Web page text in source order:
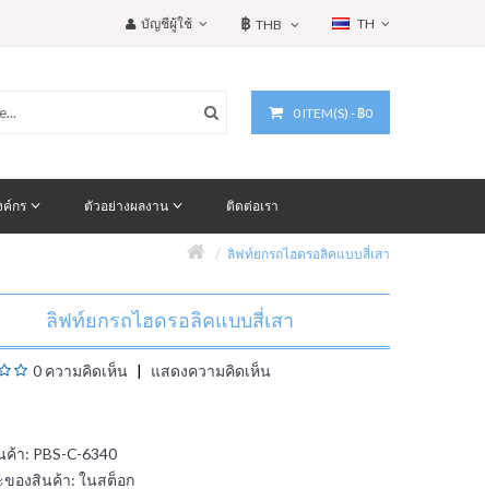
TH
฿ THB
บัญชีผู้ใช้
0 ITEM(S) - ฿0
กร ตัวอย่างผลงาน ติดต่อเรา
ลิฟท์ยกรถไฮดรอลิคแบบสี่เสา
ลิฟท์ยกรถไฮดรอลิคแบบสี่เสา
0 ความคิดเห็น แสดงความคิดเห็น
า: PBS-C-6340
ของสินค้า: ในสต็อก